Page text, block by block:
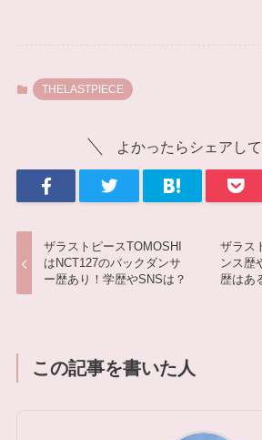
THELASTPIECE
よかったらシェアして
ザラストピースTOMOSHI
はNCT127のバックダンサ
ー歴あり！学歴やSNSは？
ザラス
ンス歴
歴はあ
この記事を書いた人